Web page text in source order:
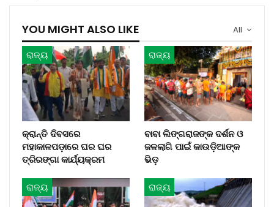
All
YOU MIGHT ALSO LIKE
ରାଜ୍ୟ
କ୍ରାନ୍ତି ଦିବସରେ
ମହାକାଳପଡ଼ାରେ ଘର ଘର
ତ୍ରିରଙ୍ଗା କାର୍ଯ୍ୟକ୍ରମ
ରାଜ୍ୟ
ବାବା ଲିଙ୍ଗରାଜଙ୍କ ଦର୍ଶନ ଓ
ଜଳଲାଗି ପାଇଁ କାଉଡ଼ିଆଙ୍କ
ଭିଡ଼
ରାଜ୍ୟ ରାଜ୍ୟ